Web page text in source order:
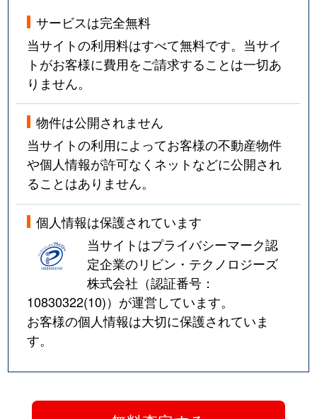
サービスは完全無料
当サイトの利用料はすべて無料です。当サイ
トがお客様に費用をご請求することは一切あ
りません。
物件は公開されません
当サイトの利用によってお客様の不動産物件
や個人情報が許可なくネットなどに公開され
ることはありません。
個人情報は保護されています
当サイトはプライバシーマーク認
定企業のリビン・テクノロジーズ
株式会社（認証番号：
10830322(10)）が運営しています。
お客様の個人情報は大切に保護されていま
す。